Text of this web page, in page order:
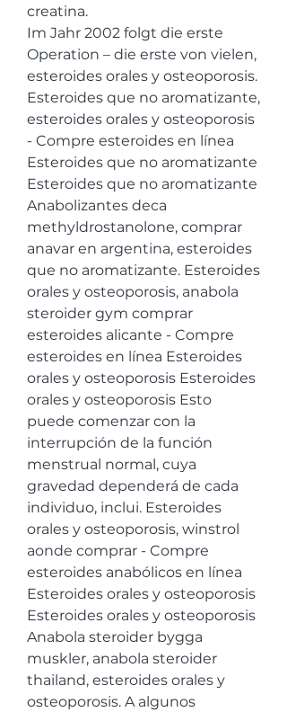
creatina.
Im Jahr 2002 folgt die erste
Operation – die erste von vielen,
esteroides orales y osteoporosis.
Esteroides que no aromatizante,
esteroides orales y osteoporosis
- Compre esteroides en línea
Esteroides que no aromatizante
Esteroides que no aromatizante
Anabolizantes deca
methyldrostanolone, comprar
anavar en argentina, esteroides
que no aromatizante. Esteroides
orales y osteoporosis, anabola
steroider gym comprar
esteroides alicante - Compre
esteroides en línea Esteroides
orales y osteoporosis Esteroides
orales y osteoporosis Esto
puede comenzar con la
interrupción de la función
menstrual normal, cuya
gravedad dependerá de cada
individuo, inclui. Esteroides
orales y osteoporosis, winstrol
aonde comprar - Compre
esteroides anabólicos en línea
Esteroides orales y osteoporosis
Esteroides orales y osteoporosis
Anabola steroider bygga
muskler, anabola steroider
thailand, esteroides orales y
osteoporosis. A algunos